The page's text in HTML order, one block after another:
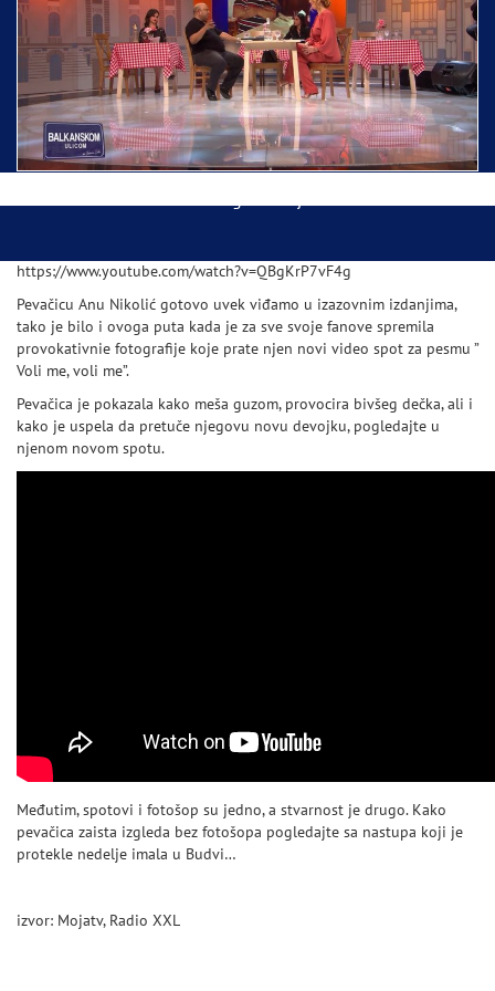
Ispraćaj Pojasa Presvete Bogorodice danas iz
Hrama Svetog Save
https://www.youtube.com/watch?v=QBgKrP7vF4g
Pevačicu Anu Nikolić gotovo uvek viđamo u izazovnim izdanjima,
tako je bilo i ovoga puta kada je za sve svoje fanove spremila
provokativnie fotografije koje prate njen novi video spot za pesmu ”
Voli me, voli me”.
Pevačica je pokazala kako meša guzom, provocira bivšeg dečka, ali i
kako je uspela da pretuče njegovu novu devojku, pogledajte u
njenom novom spotu.
Međutim, spotovi i fotošop su jedno, a stvarnost je drugo. Kako
pevačica zaista izgleda bez fotošopa pogledajte sa nastupa koji je
protekle nedelje imala u Budvi…
izvor: Mojatv, Radio XXL